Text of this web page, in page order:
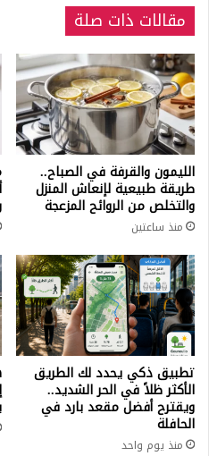
ومتى
تنتهي؟
مقالات ذات صلة
الليمون والقرفة في الصباح..
طريقة طبيعية لإنعاش المنزل
والتخلص من الروائح المزعجة
منذ ساعتين
تطبيق ذكي يحدد لك الطريق
الأكثر ظلاً في الحر الشديد..
ويقترح أفضل مقعد بارد في
الحافلة
منذ يوم واحد